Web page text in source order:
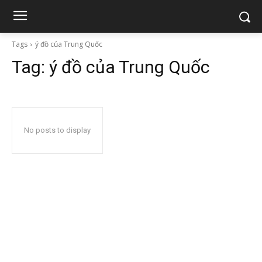
Tags ý đồ của Trung Quốc
Tag: ý đồ của Trung Quốc
No posts to display